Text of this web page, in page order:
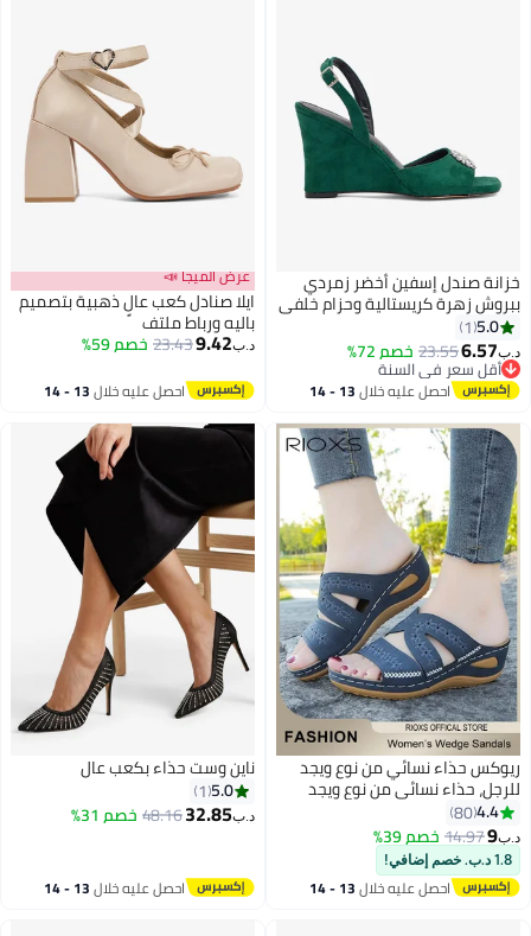
خزانة صندل إسفين أخضر زمردي
ببروش زهرة كريستالية وحزام خلفي
5.0
1
د.ب‏6.57
23.55خصم 72%
أقل سعر في السنة
أقل سعر في السنة
احصل عليه خلال 13 - 14
3
عرض الميجا 📣
ايلا صنادل كعب عالٍ ذهبية بتصميم
باليه ورباط ملتف
د.ب‏9.42
23.43خصم 59%
احصل عليه خلال 13 - 14
8
ريوكس حذاء نسائي من نوع ويجد
للرجل، حذاء نسائي من نوع ويجد
بارتفاع 5 سم، حذاء نسائي من نوع
ويجد مع منصة متوسطة الارتفاع،
حذاء جلدية ناعم ومريح، أحذية
صيفية تنفسية لاستخدامها على
الشاطئ، حذاء سير غير انزلاق
4.4
80
د.ب‏9
14.97خصم 39%
1.8 د.ب. خصم إضافي!
احصل عليه خلال 13 - 14
ناين وست حذاء بكعب عالٍ
5.0
1
د.ب‏32.85
48.16خصم 31%
احصل عليه خلال 13 - 14